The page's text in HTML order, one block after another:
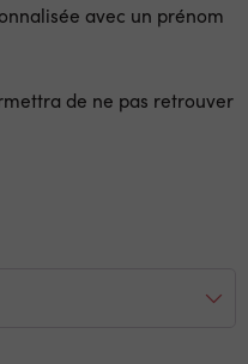
avec un prénom
de ne pas retrouver